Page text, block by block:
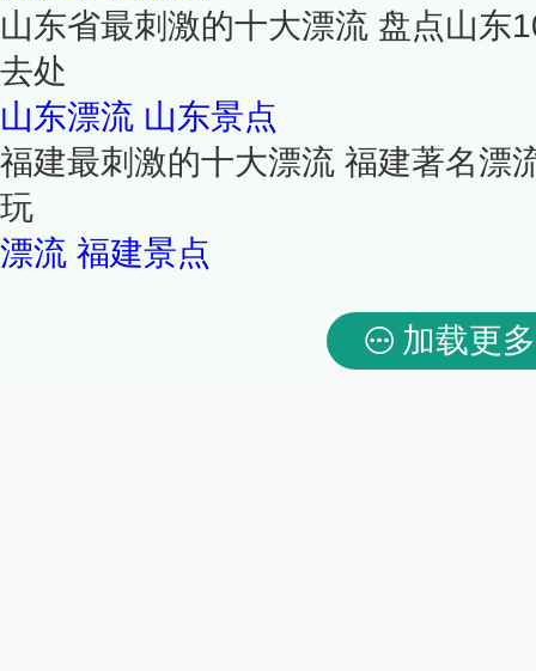
山东省最刺激的十大漂流 盘点山东
去处
山东漂流 山东景点
福建最刺激的十大漂流 福建著名漂
玩
漂流 福建景点
加载更多